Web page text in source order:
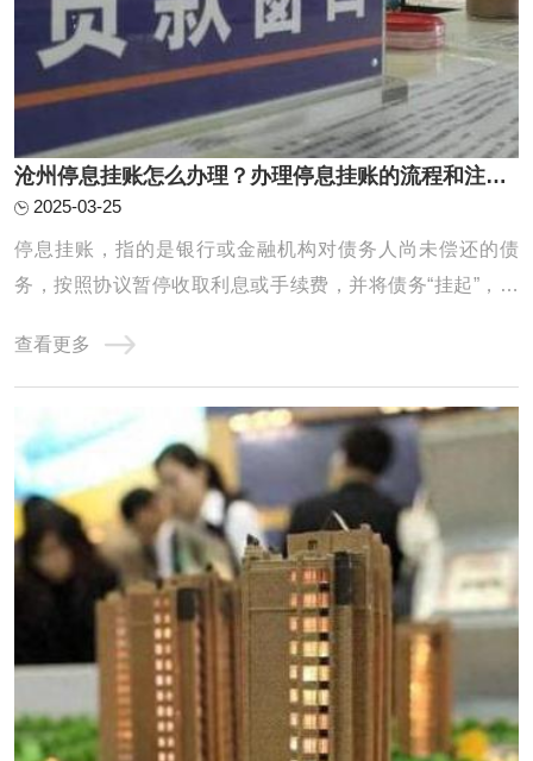
沧州停息挂账怎么办理？办理停息挂账的流程和注意事项有哪些？
2025-03-25
停息挂账，指的是银行或金融机构对债务人尚未偿还的债
务，按照协议暂停收取利息或手续费，并将债务“挂起”，直
用于债务人遇到经济困难，暂时无法偿还欠款时的一种临时
措施，目的是帮助债务人减轻经济负担，以便能在一定期限
内恢复还款能力。停息挂账的办理有一定的程 ...
查看更多